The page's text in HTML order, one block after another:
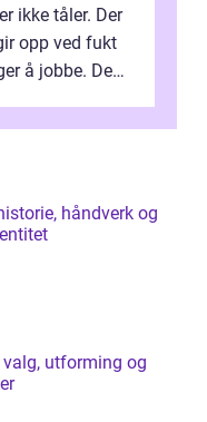
ikke tåler. Der
opp ved fukt
å jobbe. Den